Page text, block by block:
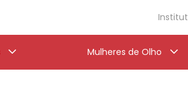
Mulheres de Olho